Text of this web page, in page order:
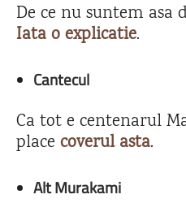
De ce nu suntem asa
Iata o explicatie.
Cantecul
Ca tot e centenarul
place coverul asta.
Alt Murakami